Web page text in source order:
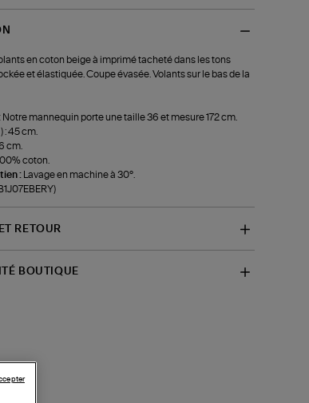
en coton beige à imprimé tacheté dans les tons
et élastiquée. Coupe évasée. Volants sur le bas de la
Notre mannequin porte une taille 36 et mesure 172 cm.
: 45 cm.
cm.
coton.
:
Lavage en machine à 30°.
RETOUR
BOUTIQUE